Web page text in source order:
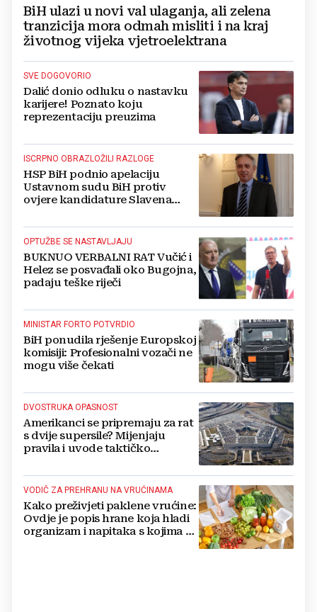
BiH ulazi u novi val ulaganja, ali zelena
tranzicija mora odmah misliti i na kraj
životnog vijeka vjetroelektrana
SVE DOGOVORIO
Dalić donio odluku o nastavku
karijere! Poznato koju
reprezentaciju preuzima
ISCRPNO OBRAZLOŽILI RAZLOGE
HSP BiH podnio apelaciju
Ustavnom sudu BiH protiv
ovjere kandidature Slavena
OPTUŽBE SE NASTAVLJAJU
BUKNUO VERBALNI RAT Vučić i
Helez se posvađali oko Bugojna,
padaju teške riječi
MINISTAR FORTO POTVRDIO
BiH ponudila rješenje Europskoj
komisiji: Profesionalni vozači ne
mogu više čekati
DVOSTRUKA OPASNOST
Amerikanci se pripremaju za rat
s dvije supersile? Mijenjaju
pravila i uvode taktičko
VODIČ ZA PREHRANU NA VRUĆINAMA
Kako preživjeti paklene vrućine:
Ovdje je popis hrane koja hladi
organizam i napitaka s kojima si